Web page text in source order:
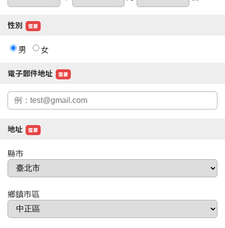
性別 需要
男 女
電子郵件地址 需要
地址 需要
縣市
鄉鎮市區